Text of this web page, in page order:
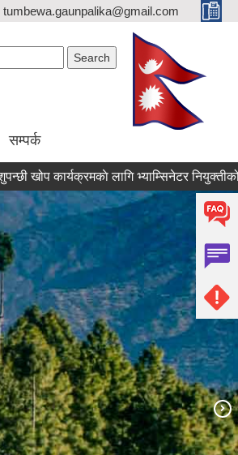
tumbewa.gaunpalika@gmail.com
सम्पर्क
कार्यक्रमकाे लागि भ्याम्सिनेटर नियुक्तीको